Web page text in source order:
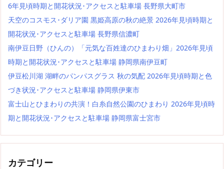
6年見頃時期と開花状況･アクセスと駐車場 長野県大町市
天空のコスモス･ダリア園 黒姫高原の秋の絶景 2026年見頃時期と
開花状況･アクセスと駐車場 長野県信濃町
南伊豆日野（ひんの）「元気な百姓達のひまわり畑」2026年見頃
時期と開花状況･アクセスと駐車場 静岡県南伊豆町
伊豆松川湖 湖畔のパンパスグラス 秋の気配 2026年見頃時期と色
づき状況･アクセスと駐車場 静岡県伊東市
富士山とひまわりの共演！白糸自然公園のひまわり 2026年見頃時
期と開花状況･アクセスと駐車場 静岡県富士宮市
カテゴリー